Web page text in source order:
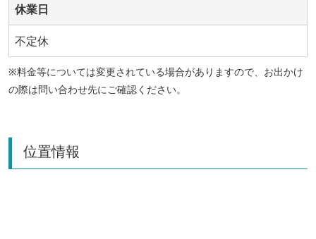
休業日
不定休
※料金等については変更されている場合がありますので、お出かけ
の際は問い合わせ先にご確認ください。
位置情報